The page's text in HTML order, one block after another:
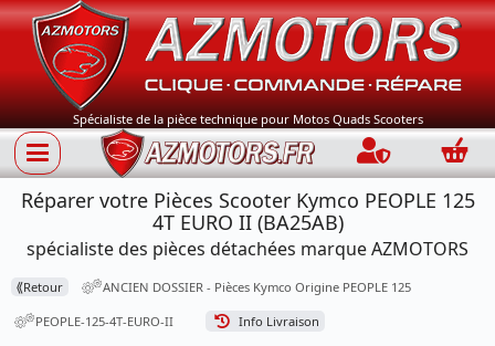
Spécialiste de la pièce technique pour Motos Quads Scooters
Connection
Réparer votre Pièces Scooter Kymco PEOPLE 125
4T EURO II (BA25AB)
spécialiste des pièces détachées marque AZMOTORS
⟪Retour ANCIEN DOSSIER - Pièces Kymco Origine PEOPLE 125
PEOPLE-125-4T-EURO-II Info Livraison